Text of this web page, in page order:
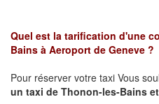
Quel est la tarification d'une
Bains à Aeroport de Geneve ?
Pour réserver votre taxi Vous
un taxi de Thonon-les-Bains et